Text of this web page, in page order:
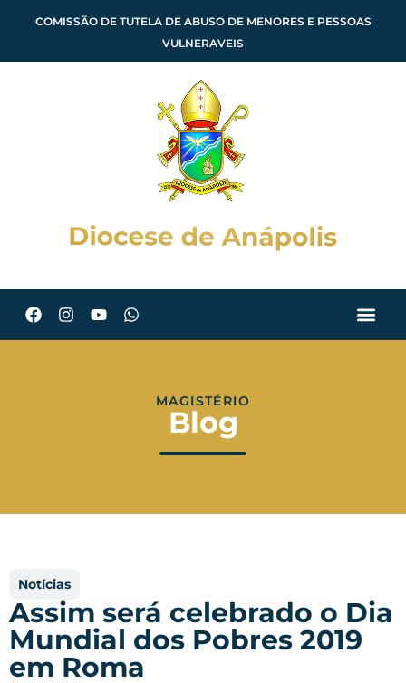
COMISSÃO DE TUTELA DE ABUSO DE MENORES E PESSOAS
VULNERAVEIS
MAGISTÉRIO
Blog
Notícias
Assim será celebrado o Dia
Mundial dos Pobres 2019
em Roma